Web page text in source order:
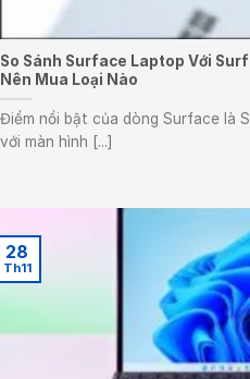
So Sánh Surface Laptop Với
Nên Mua Loại Nào
Điểm nổi bật của dòng Surface là
với màn hình [...]
28
Th11